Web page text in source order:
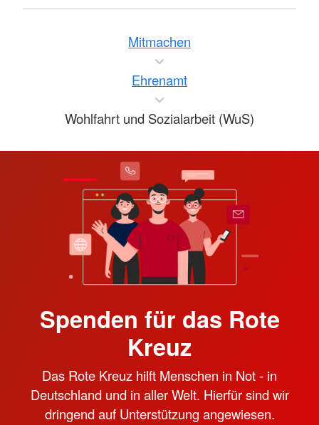
Mitmachen
Ehrenamt
Wohlfahrt und Sozialarbeit (WuS)
Spenden für das Rote
Kreuz
Das Rote Kreuz hilft Menschen in Not - in
Deutschland und in aller Welt. Hierfür sind wir
dringend auf Unterstützung angewiesen.